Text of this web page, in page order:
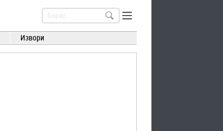
Извори